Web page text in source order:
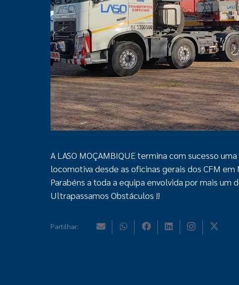
A LASO MOÇAMBIQUE termina com sucesso
locomotiva desde as oficinas gerais dos CFM
Parabéns a toda a equipa envolvida por mais um
Ultrapassamos Obstáculos !!
Partilhar: